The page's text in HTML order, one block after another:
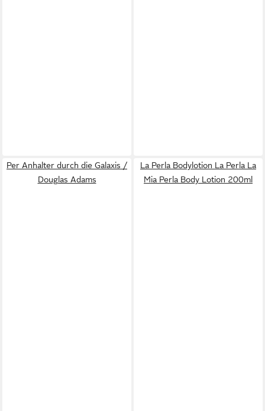
Per Anhalter durch die Galaxis /
Douglas Adams
La Perla Bodylotion La Perla La
Mia Perla Body Lotion 200ml